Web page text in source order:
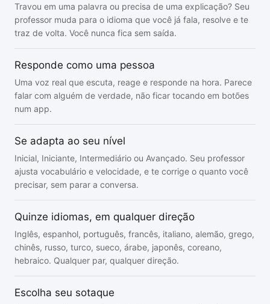
Travou em uma palavra ou precisa de uma explicação? Seu
professor muda para o idioma que você já fala, resolve e te
traz de volta. Você nunca fica sem saída.
Responde como uma pessoa
Uma voz real que escuta, reage e responde na hora. Parece
falar com alguém de verdade, não ficar tocando em botões
num app.
Se adapta ao seu nível
Inicial, Iniciante, Intermediário ou Avançado. Seu professor
ajusta vocabulário e velocidade, e te corrige o quanto você
precisar, sem parar a conversa.
Quinze idiomas, em qualquer direção
Inglês, espanhol, português, francês, italiano, alemão, grego,
chinês, russo, turco, sueco, árabe, japonês, coreano,
hebraico. Qualquer par, qualquer direção.
Escolha seu sotaque